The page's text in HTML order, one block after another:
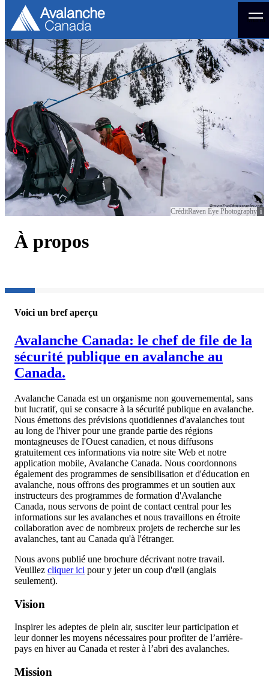
Menu
CréditRaven Eye Photography
À propos
Voici un bref aperçu
Avalanche Canada: le chef de file de la
sécurité publique en avalanche au
Canada.
Avalanche Canada est un organisme non gouvernemental, sans
but lucratif, qui se consacre à la sécurité publique en avalanche.
Nous émettons des prévisions quotidiennes d'avalanches tout
au long de l'hiver pour une grande partie des régions
montagneuses de l'Ouest canadien, et nous diffusons
gratuitement ces informations via notre site Web et notre
application mobile, Avalanche Canada. Nous coordonnons
également des programmes de sensibilisation et d'éducation en
avalanche, nous offrons des programmes et un soutien aux
instructeurs des programmes de formation d'Avalanche
Canada, nous servons de point de contact central pour les
informations sur les avalanches et nous travaillons en étroite
collaboration avec de nombreux projets de recherche sur les
avalanches, tant au Canada qu'à l'étranger.
Nous avons publié une brochure décrivant notre travail.
Veuillez cliquer ici pour y jeter un coup d'œil (anglais
seulement).
Vision
Inspirer les adeptes de plein air, susciter leur participation et
leur donner les moyens nécessaires pour profiter de l’arrière-
pays en hiver au Canada et rester à l’abri des avalanches.
Mission